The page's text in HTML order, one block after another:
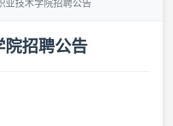
院招聘公告